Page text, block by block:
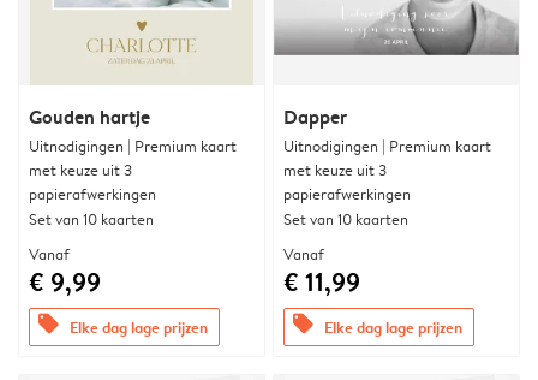
Gouden hartje
Uitnodigingen | Premium kaart
met keuze uit 3
papierafwerkingen
Set van 10 kaarten
Vanaf
€ 9,99
offers Elke dag lage prijzen
Dapper
Uitnodigingen | Premium kaart
met keuze uit 3
papierafwerkingen
Set van 10 kaarten
Vanaf
€ 11,99
offers Elke dag lage prijzen